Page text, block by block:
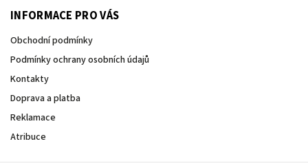
INFORMACE PRO VÁS
Obchodní podmínky
Podmínky ochrany osobních údajů
Kontakty
Doprava a platba
Reklamace
Atribuce